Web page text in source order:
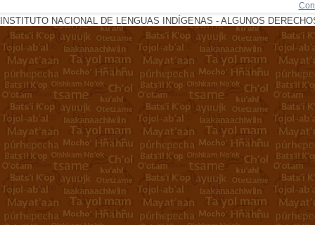
INSTITUTO NACIONAL DE LENGUAS INDÍGENAS - ALGUNOS